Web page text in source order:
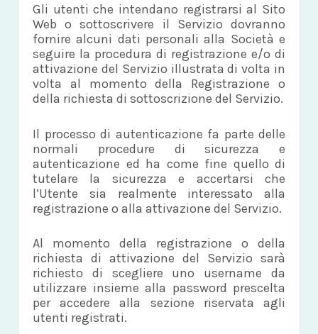
Gli utenti che intendano registrarsi al Sito
Web o sottoscrivere il Servizio dovranno
fornire alcuni dati personali alla Società e
seguire la procedura di registrazione e/o di
attivazione del Servizio illustrata di volta in
volta al momento della Registrazione o
della richiesta di sottoscrizione del Servizio.
Il processo di autenticazione fa parte delle
normali procedure di sicurezza e
autenticazione ed ha come fine quello di
tutelare la sicurezza e accertarsi che
l’Utente sia realmente interessato alla
registrazione o alla attivazione del Servizio.
Al momento della registrazione o della
richiesta di attivazione del Servizio sarà
richiesto di scegliere uno username da
utilizzare insieme alla password prescelta
per accedere alla sezione riservata agli
utenti registrati.